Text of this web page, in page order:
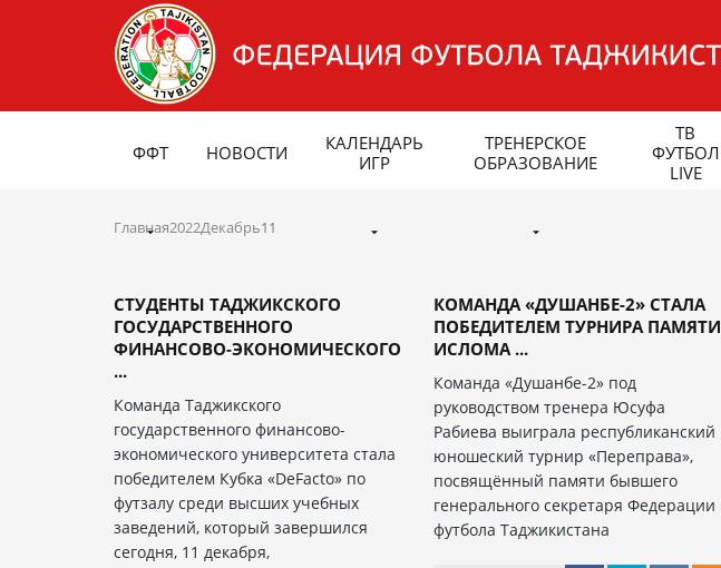
ФФТ НОВОСТИ
КАЛЕНДАРЬ
ИГР
ТРЕНЕРСКОЕ
ОБРАЗОВАНИЕ
ТВ
ФУТБОЛ
LIVE
Главная2022Декабрь11
СТУДЕНТЫ ТАДЖИКСКОГО
ГОСУДАРСТВЕННОГО
ФИНАНСОВО-ЭКОНОМИЧЕСКОГО
...
Команда Таджикского
государственного финансово-
экономического университета стала
победителем Кубка «DeFacto» по
футзалу среди высших учебных
заведений, который завершился
сегодня, 11 декабря,
КОМАНДА «ДУШАНБЕ-2» СТАЛА
ПОБЕДИТЕЛЕМ ТУРНИРА ПАМЯТИ
ИСЛОМА ...
Команда «Душанбе-2» под
руководством тренера Юсуфа
Рабиева выиграла республиканский
юношеский турнир «Переправа»,
посвящённый памяти бывшего
генерального секретаря Федерации
футбола Таджикистана